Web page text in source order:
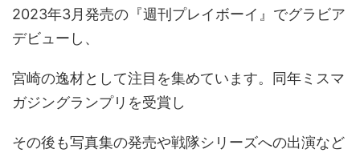
2023年3月発売の『週刊プレイボーイ』でグラビア
デビューし、
宮崎の逸材として注目を集めています。同年ミスマ
ガジングランプリを受賞し
その後も写真集の発売や戦隊シリーズへの出演など